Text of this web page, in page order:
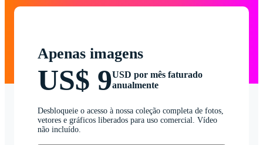
Apenas imagens
US$ 9USD por mês faturado
anualmente
Desbloqueie o acesso à nossa coleção completa de fotos,
vetores e gráficos liberados para uso comercial. Vídeo
não incluído.